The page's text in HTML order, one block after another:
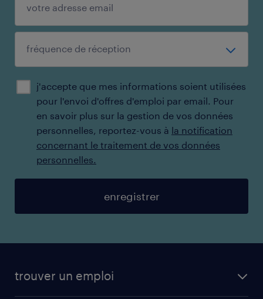
j'accepte que mes informations soient utilisées
pour l'envoi d'offres d'emploi par email. ​Pour
en savoir plus sur la gestion de vos données
personnelles, reportez-vous à la notification
concernant le traitement de vos données
personnelles.
enregistrer
trouver un emploi